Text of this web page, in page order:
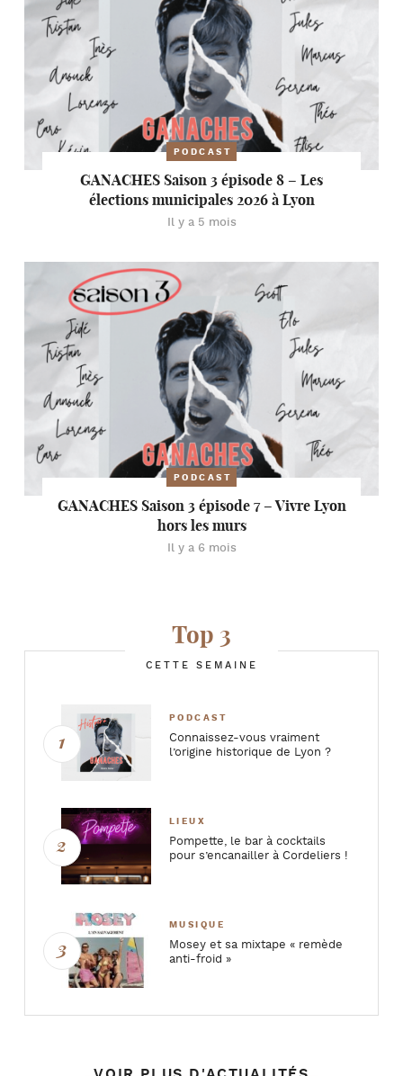
PODCAST
GANACHES Saison 3 épisode 8 – Les
élections municipales 2026 à Lyon
Il y a 5 mois
PODCAST
GANACHES Saison 3 épisode 7 – Vivre Lyon
hors les murs
Il y a 6 mois
Top 3
CETTE SEMAINE
PODCAST
Connaissez-vous vraiment
l’origine historique de Lyon ?
LIEUX
Pompette, le bar à cocktails
pour s’encanailler à Cordeliers !
MUSIQUE
Mosey et sa mixtape « remède
anti-froid »